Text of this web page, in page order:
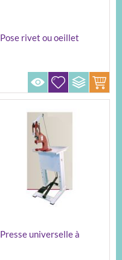
Pose rivet ou oeillet
Presse universelle à